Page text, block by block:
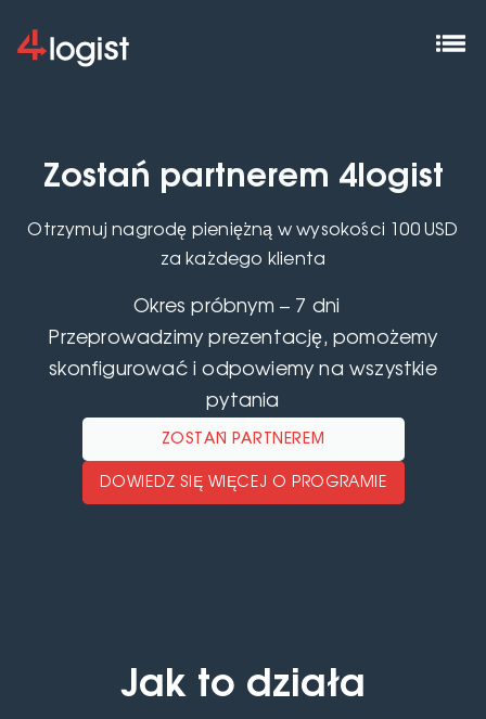
Zostań partnerem 4logist
Otrzymuj nagrodę pieniężną w wysokości 100 USD
za każdego klienta
Okres próbnym – 7 dni
Przeprowadzimy prezentację, pomożemy
skonfigurować i odpowiemy na wszystkie
pytania
ZOSTAŃ PARTNEREM
DOWIEDZ SIĘ WIĘCEJ O PROGRAMIE
Jak to działa